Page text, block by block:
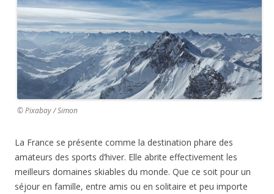
k
© Pixabay / Simon
La France se présente comme la destination phare des
amateurs des sports d’hiver. Elle abrite effectivement les
meilleurs domaines skiables du monde. Que ce soit pour un
séjour en famille, entre amis ou en solitaire et peu importe